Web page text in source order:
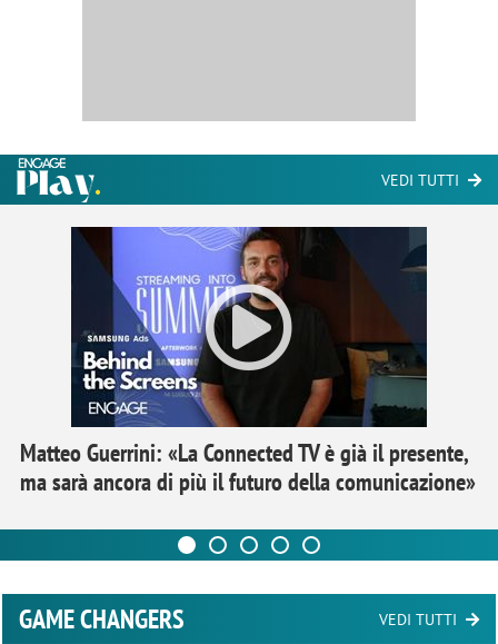
VEDI TUTTI
Matteo Guerrini: «La Connected TV è già il presente,
ma sarà ancora di più il futuro della comunicazione»
GAME CHANGERS VEDI TUTTI